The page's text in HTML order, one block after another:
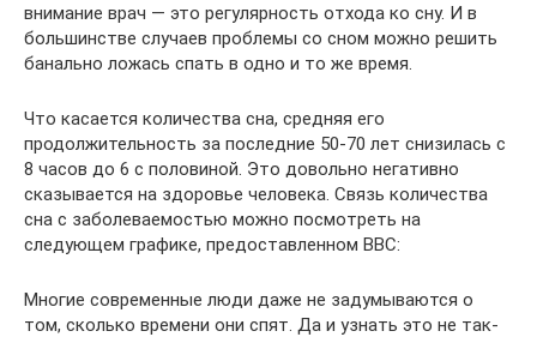
внимание врач — это регулярность отхода ко сну. И в
большинстве случаев проблемы со сном можно решить
банально ложась спать в одно и то же время.
Что касается количества сна, средняя его
продолжительность за последние 50-70 лет снизилась с
8 часов до 6 с половиной. Это довольно негативно
сказывается на здоровье человека. Связь количества
сна с заболеваемостью можно посмотреть на
следующем графике, предоставленном BBC:
Многие современные люди даже не задумываются о
том, сколько времени они спят. Да и узнать это не так-